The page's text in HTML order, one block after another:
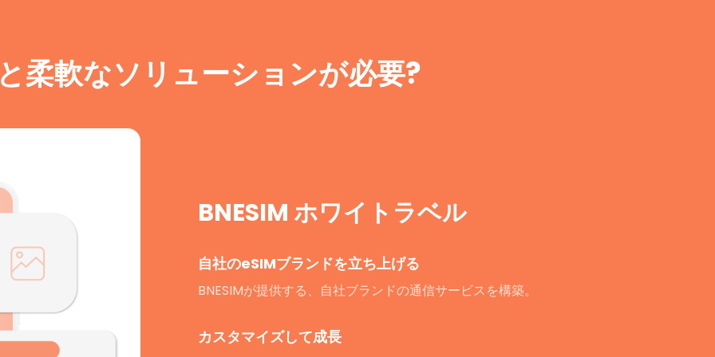
柔軟なソリューションが必要?
BNESIM ホワイトラベル
自社のeSIMブランドを立ち上げる
BNESIMが提供する、自社ブランドの通信サービスを構築。
カスタマイズして成長